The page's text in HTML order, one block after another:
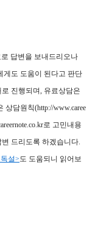
답변을 보내드리오나
게도 도움이 된다고 판단
진행되며, 유료상담은
담원칙(http://www.caree
로 고민내용
드리도록 하겠습니다.
설>도 도움되니 읽어보